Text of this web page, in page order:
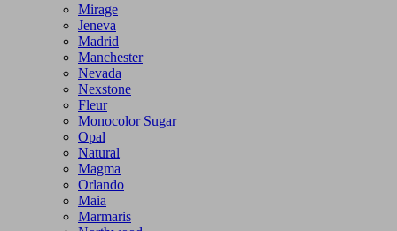
Mirage
Jeneva
Madrid
Manchester
Nevada
Nexstone
Fleur
Monocolor Sugar
Opal
Natural
Magma
Orlando
Maia
Marmaris